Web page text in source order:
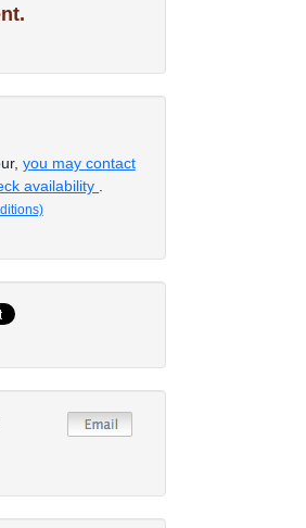
you may contact
availability